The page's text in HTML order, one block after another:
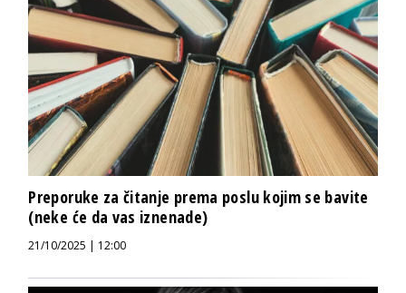
Preporuke za čitanje prema poslu kojim se bavite
(neke će da vas iznenade)
21/10/2025 | 12:00